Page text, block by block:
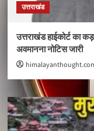
उत्तराखंड
उत्तराखंड हाईकोर्ट का
अवमानना नोटिस जारी